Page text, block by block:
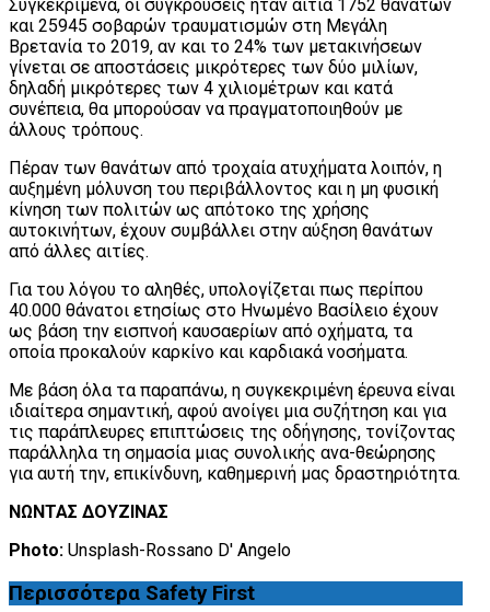
Συγκεκριμένα, οι συγκρούσεις ήταν αιτία 1752 θανάτων
και 25945 σοβαρών τραυματισμών στη Μεγάλη
Βρετανία το 2019, αν και το 24% των μετακινήσεων
γίνεται σε αποστάσεις μικρότερες των δύο μιλίων,
δηλαδή μικρότερες των 4 χιλιομέτρων και κατά
συνέπεια, θα μπορούσαν να πραγματοποιηθούν με
άλλους τρόπους.
Πέραν των θανάτων από τροχαία ατυχήματα λοιπόν, η
αυξημένη μόλυνση του περιβάλλοντος και η μη φυσική
κίνηση των πολιτών ως απότοκο της χρήσης
αυτοκινήτων, έχουν συμβάλλει στην αύξηση θανάτων
από άλλες αιτίες.
Για του λόγου το αληθές, υπολογίζεται πως περίπου
40.000 θάνατοι ετησίως στο Ηνωμένο Βασίλειο έχουν
ως βάση την εισπνοή καυσαερίων από οχήματα, τα
οποία προκαλούν καρκίνο και καρδιακά νοσήματα.
Με βάση όλα τα παραπάνω, η συγκεκριμένη έρευνα είναι
ιδιαίτερα σημαντική, αφού ανοίγει μια συζήτηση και για
τις παράπλευρες επιπτώσεις της οδήγησης, τονίζοντας
παράλληλα τη σημασία μιας συνολικής ανα-θεώρησης
για αυτή την, επικίνδυνη, καθημερινή μας δραστηριότητα.
ΝΩΝΤΑΣ ΔΟΥΖΙΝΑΣ
Photo: Unsplash-Rossano D' Angelo
Περισσότερα Safety First